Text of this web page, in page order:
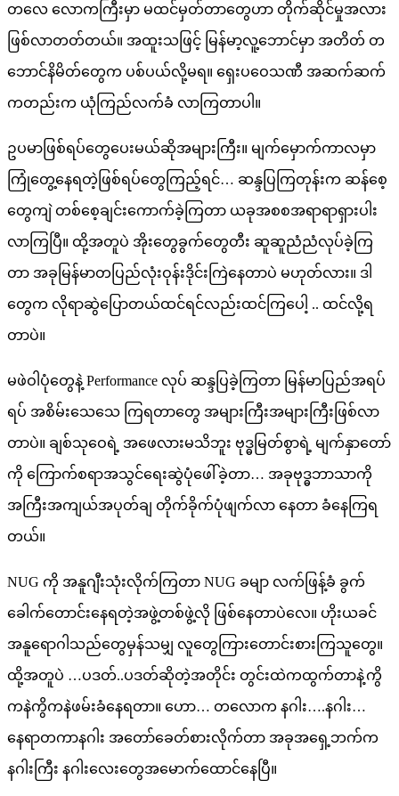
တလေ လောကကြီးမှာ မထင်မှတ်တာတွေဟာ တိုက်ဆိုင်မှုအလား
ဖြစ်လာတတ်တယ်။ အထူးသဖြင့် မြန်မာ့လူ့ဘောင်မှာ အတိတ် တ
ဘောင်နိမိတ်တွေက ပစ်ပယ်လို့မရ။ ရှေးပဝေသဏီ အဆက်ဆက်
ကတည်းက ယုံကြည်လက်ခံ လာကြတာပါ။
ဥပမာဖြစ်ရပ်တွေပေးမယ်ဆိုအများကြီး။ မျက်မှောက်ကာလမှာ
ကြုံတွေ့နေရတဲ့ဖြစ်ရပ်တွေကြည့်ရင်… ဆန္ဒပြကြတုန်းက ဆန်စေ့
တွေကျဲ တစ်စေ့ချင်းကောက်ခဲ့ကြတာ ယခုအစစအရာရာရှားပါး
လာကြပြီ။ ထို့အတူပဲ အိုးတွေခွက်တွေတီး ဆူဆူညံညံလုပ်ခဲ့ကြ
တာ အခုမြန်မာတပြည်လုံးဝုန်းဒိုင်းကြဲနေတာပဲ မဟုတ်လား။ ဒါ
တွေက လိုရာဆွဲပြောတယ်ထင်ရင်လည်းထင်ကြပေါ့ .. ထင်လို့ရ
တာပဲ။
မဖဲဝါပုံတွေနဲ့ Performance လုပ် ဆန္ဒပြခဲ့ကြတာ မြန်မာပြည်အရပ်
ရပ် အစိမ်းသေသေ ကြရတာတွေ အများကြီးအများကြီးဖြစ်လာ
တာပဲ။ ချစ်သုဝေရဲ့ အဖေလားမသိဘူး ဗုဒ္ဓမြတ်စွာရဲ့ မျက်နှာတော်
ကို ကြောက်စရာအသွင်ရေးဆွဲပုံဖေါ်ခဲ့တာ… အခုဗုဒ္ဓဘာသာကို
အကြီးအကျယ်အပုတ်ချ တိုက်ခိုက်ပုံဖျက်လာ နေတာ ခံနေကြရ
တယ်။
NUG ကို အနူဂျီးသုံးလိုက်ကြတာ NUG ခမျာ လက်ဖြန့်ခံ ခွက်
ခေါက်တောင်းနေရတဲ့အဖွဲ့တစ်ဖွဲ့လို ဖြစ်နေတာပဲလေ။ ဟိုးယခင်
အနူရောဂါသည်တွေမှန်သမျှ လူတွေကြားတောင်းစားကြသူတွေ။
ထို့အတူပဲ …ပဒတ်..ပဒတ်ဆိုတဲ့အတိုင်း တွင်းထဲကထွက်တာနဲ့ကွိ
ကနဲကွိကနဲဖမ်းခံနေရတာ။ ဟော… တလောက နဂါး….နဂါး…
နေရာတကာနဂါး အတော်ခေတ်စားလိုက်တာ အခုအရှေ့ဘက်က
နဂါးကြီး နဂါးလေးတွေအမောက်ထောင်နေပြီ။